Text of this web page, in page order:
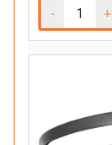
- +